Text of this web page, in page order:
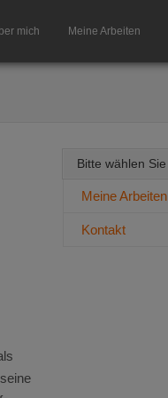
mich Meine Arbeiten
Bitte wählen Sie
Meine Arbeiten
Kontakt